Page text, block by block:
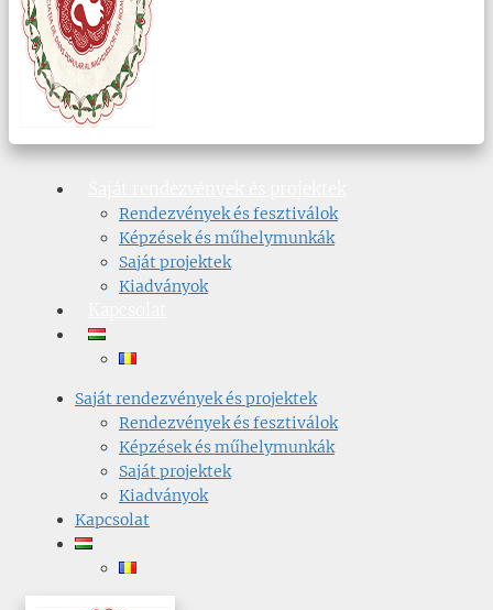
Rendezvények és fesztiválok
Képzések és műhelymunkák
Saját projektek
Kiadványok
Saját rendezvények és projektek
Rendezvények és fesztiválok
Képzések és műhelymunkák
Saját projektek
Kiadványok
Kapcsolat